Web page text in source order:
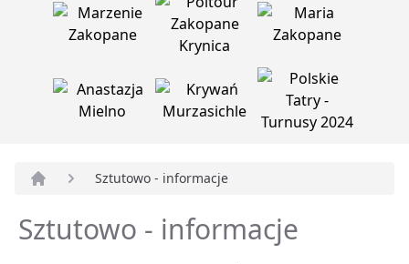
Sztutowo - informacje
Sztutowo - informacje